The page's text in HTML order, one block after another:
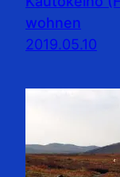
wohnen
2019.05.10